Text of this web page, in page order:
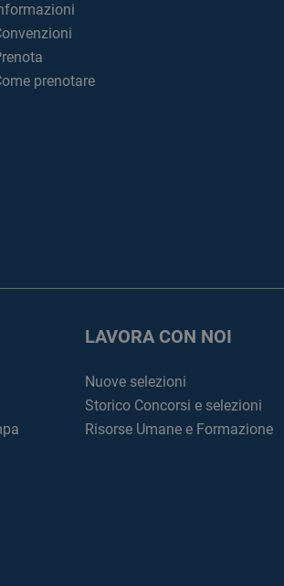
prenotare
LAVORA CON NOI
Nuove selezioni
Storico Concorsi e selezioni
Risorse Umane e Formazione